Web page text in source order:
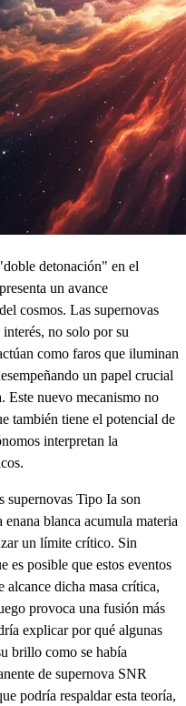
detonación" en el
un avance
cosmos. Las supernovas
no solo por su
como faros que iluminan
un papel crucial
Este nuevo mecanismo no
también tiene el potencial de
interpretan la
supernovas Tipo Ia son
blanca acumula materia
un límite crítico. Sin
es posible que estos eventos
alcance dicha masa crítica,
provoca una fusión más
explicar por qué algunas
brillo como se había
de supernova SNR
podría respaldar esta teoría,